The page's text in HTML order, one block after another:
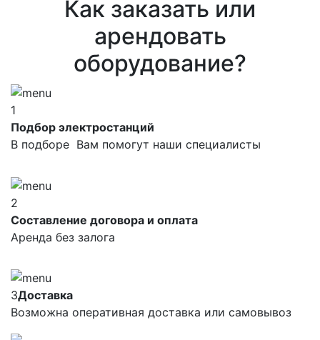
Как заказать или
арендовать
оборудование?
1
Подбор электростанций
В подборе Вам помогут наши специалисты
2
Составление договора и оплата
Аренда без залога
3Доставка
Возможна оперативная доставка или самовывоз